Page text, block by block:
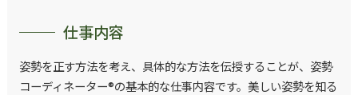
仕事内容
姿勢を正す方法を考え、具体的な方法を伝授することが、姿勢
コーディネーター®の基本的な仕事内容です。美しい姿勢を知る